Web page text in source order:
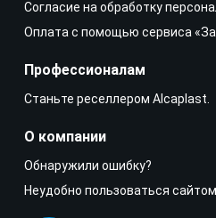
Согласие на обработку
Оплата с помощью сервиса
Профессионалам
Станьте реселлером Alcaplast.
О компании
Обнаружили ошибку?
Неудобно пользоваться